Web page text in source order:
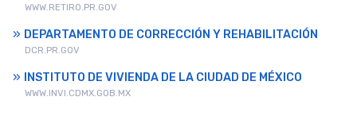
WWW.RETIRO.PR.GOV
DEPARTAMENTO DE CORRECCIÓN Y REHABILITACIÓN
DCR.PR.GOV
INSTITUTO DE VIVIENDA DE LA CIUDAD DE MÉXICO
WWW.INVI.CDMX.GOB.MX